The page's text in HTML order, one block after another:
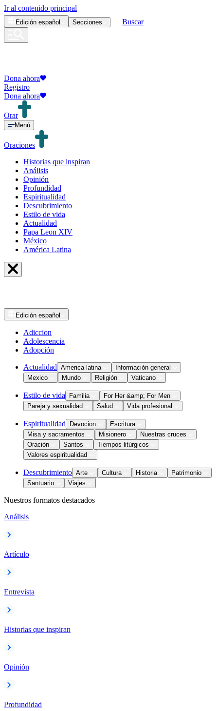
Ir al contenido principal
Edición español Secciones Buscar
Dona ahora
Registro
Dona ahora
Orar
Menú
Oraciones
Historias que inspiran
Análisis
Opinión
Profundidad
Espiritualidad
Descubrimiento
Estilo de vida
Actualidad
Papa Leon XIV
México
América Latina
Edición español
Adiccion
Adolescencia
Adopción
Actualidad America latina
Información general
Mexico
Mundo Religión Vaticano
Estilo de vida Familia
For Her &amp; For Men
Pareja y sexualidad
Salud Vida profesional
Espiritualidad Devocion
Escritura
Misa y sacramentos
Misionero
Nuestras cruces
Oración
Santos
Tiempos litúrgicos
Valores espiritualidad
Descubrimiento Arte Cultura Historia
Patrimonio
Santuario
Viajes
Nuestros formatos destacados
Análisis
Artículo
Entrevista
Historias que inspiran
Opinión
Profundidad